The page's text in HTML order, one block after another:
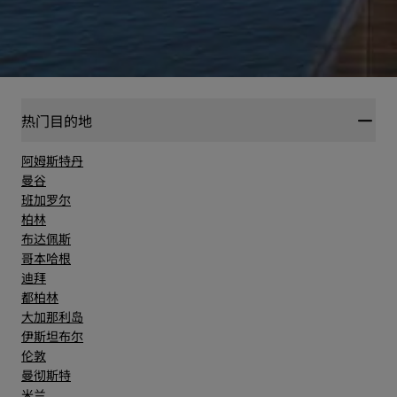
热门目的地
阿姆斯特丹
曼谷
班加罗尔
柏林
布达佩斯
哥本哈根
迪拜
都柏林
大加那利岛
伊斯坦布尔
伦敦
曼彻斯特